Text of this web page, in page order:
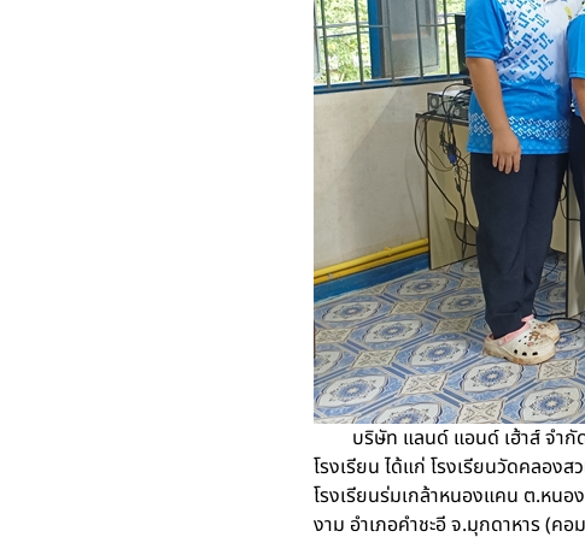
บริษัท แลนด์ แอนด์ เฮ้าส์ จำกัด
โรงเรียน ได้แก่ โรงเรียนวัดคลอ
โรงเรียนร่มเกล้าหนองแคน ต.หน
งาม อำเภอคำชะอี จ.มุกดาหาร (ค